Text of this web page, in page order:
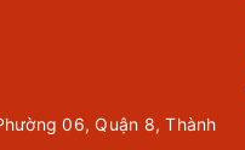
06, Quận 8, Thành